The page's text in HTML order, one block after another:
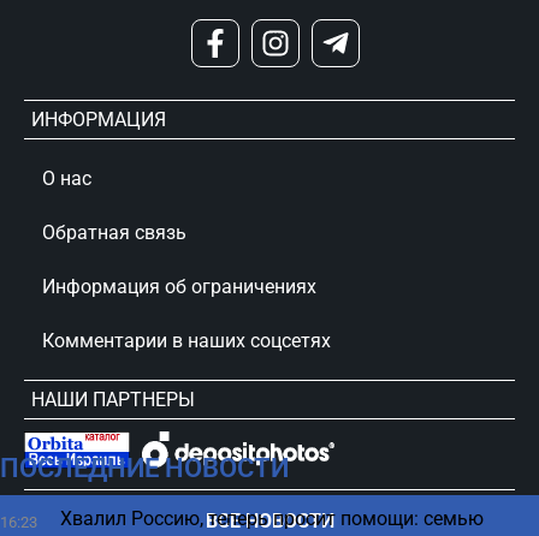
ПОСЛЕДНИЕ НОВОСТИ
16:23
Хвалил Россию, теперь просит помощи: семью
ВСЕ НОВОСТИ
ИНФОРМАЦИЯ
О нас
Обратная связь
Информация об ограничениях
Комментарии в наших соцсетях
НАШИ ПАРТНЕРЫ
сursorinfo.co.il © Все права защищены